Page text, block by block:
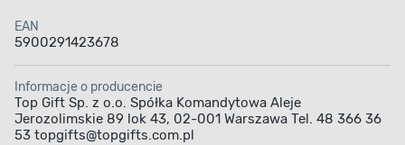
EAN
5900291423678
Informacje o producencie
Top Gift Sp. z o.o. Spółka Komandytowa Aleje
Jerozolimskie 89 lok 43, 02-001 Warszawa Tel. 48 366 36
53 topgifts@topgifts.com.pl